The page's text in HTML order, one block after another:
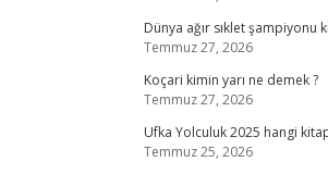
Dünya ağır sıklet şampiyonu
Temmuz 27, 2026
Koçari kimin yarı ne demek ?
Temmuz 27, 2026
Ufka Yolculuk 2025 hangi
Temmuz 25, 2026